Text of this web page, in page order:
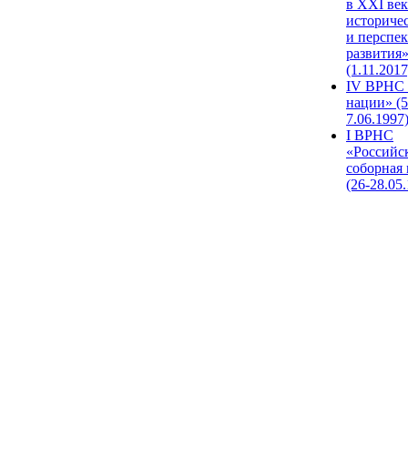
в XXI
и
развития»
IV ВРНС
нации»
7.06.1997)
I ВРНС
(26-